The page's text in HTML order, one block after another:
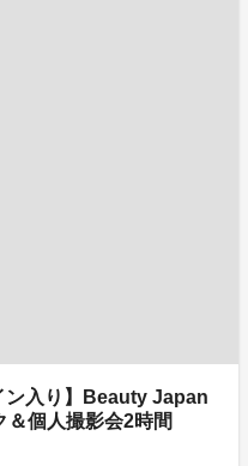
ン入り】Beauty Japan
個人撮影会2時間